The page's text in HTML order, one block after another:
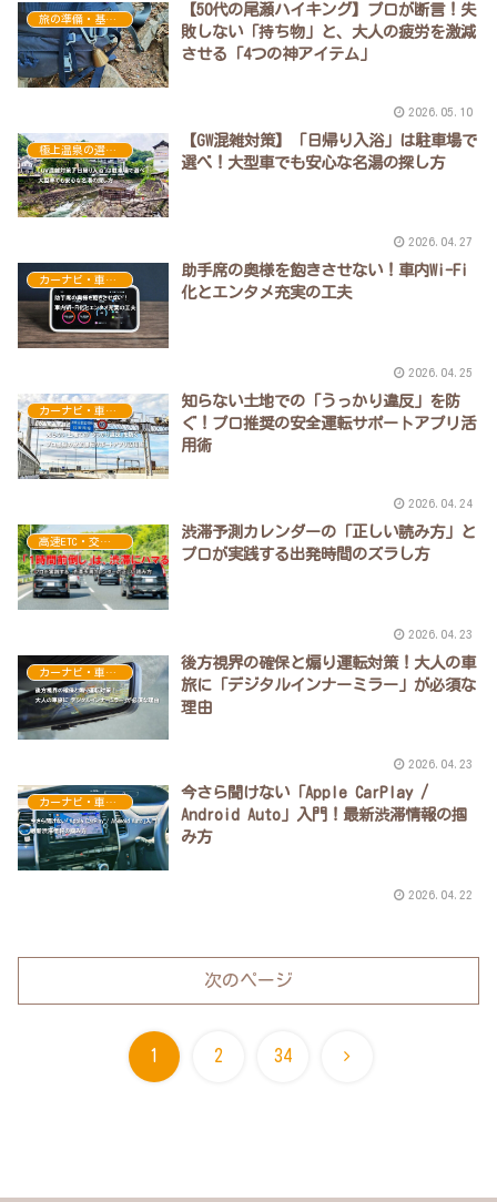
旅の準備・基礎講座
【50代の尾瀬ハイキング】プロが断言！失
敗しない「持ち物」と、大人の疲労を激減
させる「4つの神アイテム」
2026.05.10
極上温泉の選び方と作法
【GW混雑対策】「日帰り入浴」は駐車場で
選べ！大型車でも安心な名湯の探し方
2026.04.27
カーナビ・車内環境の最新事情
助手席の奥様を飽きさせない！車内Wi-Fi
化とエンタメ充実の工夫
2026.04.25
カーナビ・車内環境の最新事情
知らない土地での「うっかり違反」を防
ぐ！プロ推奨の安全運転サポートアプリ活
用術
2026.04.24
高速ETC・交通費の節約
渋滞予測カレンダーの「正しい読み方」と
プロが実践する出発時間のズラし方
2026.04.23
カーナビ・車内環境の最新事情
後方視界の確保と煽り運転対策！大人の車
旅に「デジタルインナーミラー」が必須な
理由
2026.04.23
カーナビ・車内環境の最新事情
今さら聞けない「Apple CarPlay /
Android Auto」入門！最新渋滞情報の掴
み方
2026.04.22
次のページ
1 2 34 次